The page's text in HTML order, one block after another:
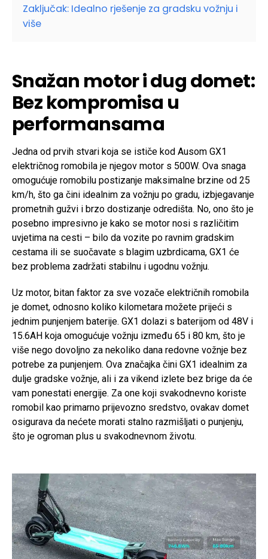
Zaključak: Idealno rješenje za gradsku vožnju i
više
Snažan motor i dug domet:
Bez kompromisa u
performansama
Jedna od prvih stvari koja se ističe kod Ausom GX1
električnog romobila je njegov motor s 500W. Ova snaga
omogućuje romobilu postizanje maksimalne brzine od 25
km/h, što ga čini idealnim za vožnju po gradu, izbjegavanje
prometnih gužvi i brzo dostizanje odredišta. No, ono što je
posebno impresivno je kako se motor nosi s različitim
uvjetima na cesti – bilo da vozite po ravnim gradskim
cestama ili se suočavate s blagim uzbrdicama, GX1 će
bez problema zadržati stabilnu i ugodnu vožnju.
Uz motor, bitan faktor za sve vozače električnih romobila
je domet, odnosno koliko kilometara možete prijeći s
jednim punjenjem baterije. GX1 dolazi s baterijom od 48V i
15.6AH koja omogućuje vožnju između 65 i 80 km, što je
više nego dovoljno za nekoliko dana redovne vožnje bez
potrebe za punjenjem. Ova značajka čini GX1 idealnim za
dulje gradske vožnje, ali i za vikend izlete bez brige da će
vam ponestati energije. Za one koji svakodnevno koriste
romobil kao primarno prijevozno sredstvo, ovakav domet
osigurava da nećete morati stalno razmišljati o punjenju,
što je ogroman plus u svakodnevnom životu.